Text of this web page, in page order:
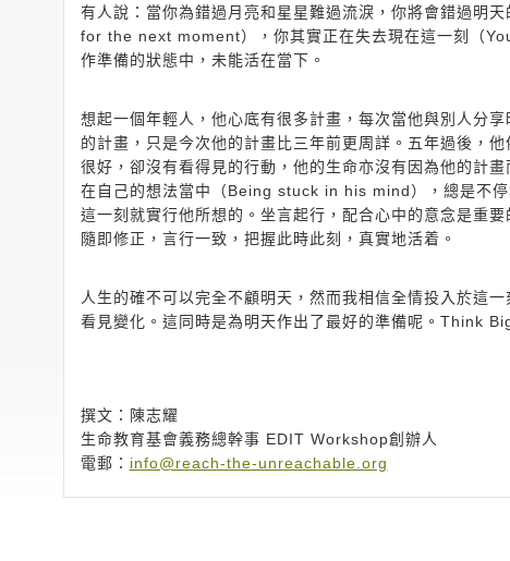
有人說：當你為錯過月亮和星星難過流淚，你將會錯過明
for the next moment），你其實正在失去現在這一刻（
作準備的狀態中，未能活在當下。
想起一個年輕人，他心底有很多計畫，每次當他與別人分
的計畫，只是今次他的計畫比三年前更周詳。五年過後，
很好，卻沒有看得見的行動，他的生命亦沒有因為他的計
在自己的想法當中（Being stuck in his mind），總是不
這一刻就實行他所想的。坐言起行，配合心中的意念是重
隨即修正，言行一致，把握此時此刻，真實地活着。
人生的確不可以完全不顧明天，然而我相信全情投入於這
看見變化。這同時是為明天作出了最好的準備呢。Think
撰文：陳志耀
生命教育基會義務總幹事 EDIT Workshop創辦人
電郵： info@reach-the-unreachable.org